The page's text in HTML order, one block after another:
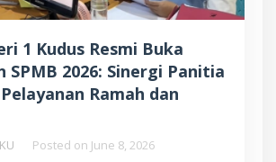
1 Kudus Resmi Buka
SPMB 2026: Sinergi Panitia
Ramah dan
Posted on June 8, 2026